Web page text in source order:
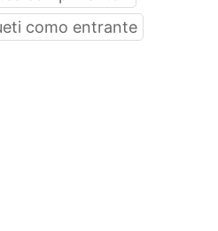
como entrante